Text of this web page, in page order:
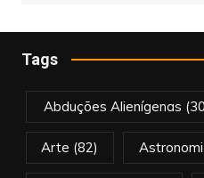
Tags
Abduções Alienígenas
Arte (82)